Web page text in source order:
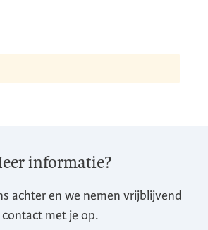
informatie?
achter en we nemen vrijblijvend
contact met je op.